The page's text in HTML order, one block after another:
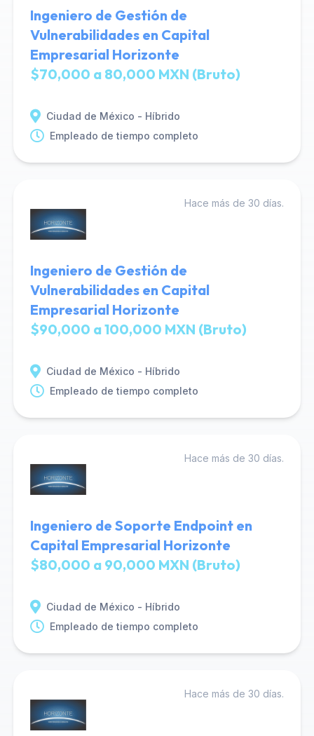
Ingeniero de Gestión de
Vulnerabilidades en Capital
Empresarial Horizonte
$70,000 a 80,000 MXN (Bruto)
Ciudad de México - Híbrido
Empleado de tiempo completo
Hace más de 30 días.
Ingeniero de Gestión de
Vulnerabilidades en Capital
Empresarial Horizonte
$90,000 a 100,000 MXN (Bruto)
Ciudad de México - Híbrido
Empleado de tiempo completo
Hace más de 30 días.
Ingeniero de Soporte Endpoint en
Capital Empresarial Horizonte
$80,000 a 90,000 MXN (Bruto)
Ciudad de México - Híbrido
Empleado de tiempo completo
Hace más de 30 días.